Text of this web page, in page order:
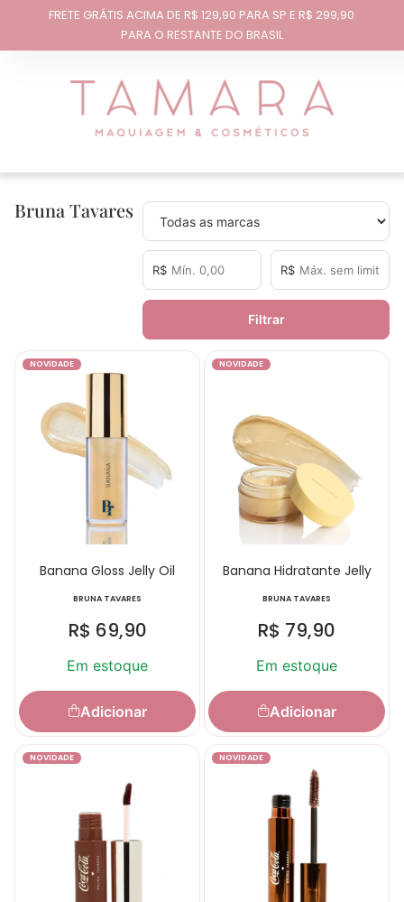
FRETE GRÁTIS ACIMA DE R$ 129,90 PARA SP E R$ 299,90
PARA O RESTANTE DO BRASIL
Bruna Tavares
R$ R$
Filtrar
NOVIDADE
Banana Gloss Jelly Oil
BRUNA TAVARES
R$ 69,90
Em estoque
Adicionar
NOVIDADE
Banana Hidratante Jelly
BRUNA TAVARES
R$ 79,90
Em estoque
Adicionar
NOVIDADE NOVIDADE